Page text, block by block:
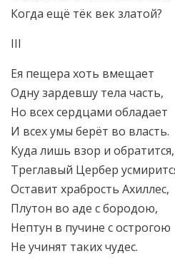
Когда ещё тёк век златой?
III
Ея пещера хоть вмещает
Одну зардевшу тела часть,
Но всех сердцами обладает
И всех умы берёт во власть.
Куда лишь взор и обратится,
Треглавый Цербер
Оставит храбрость Ахиллес,
Плутон во аде с бородою,
Нептун в пучине с острогою
Не учинят таких чудес.